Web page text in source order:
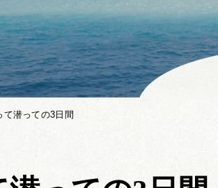
て潜っての3日間